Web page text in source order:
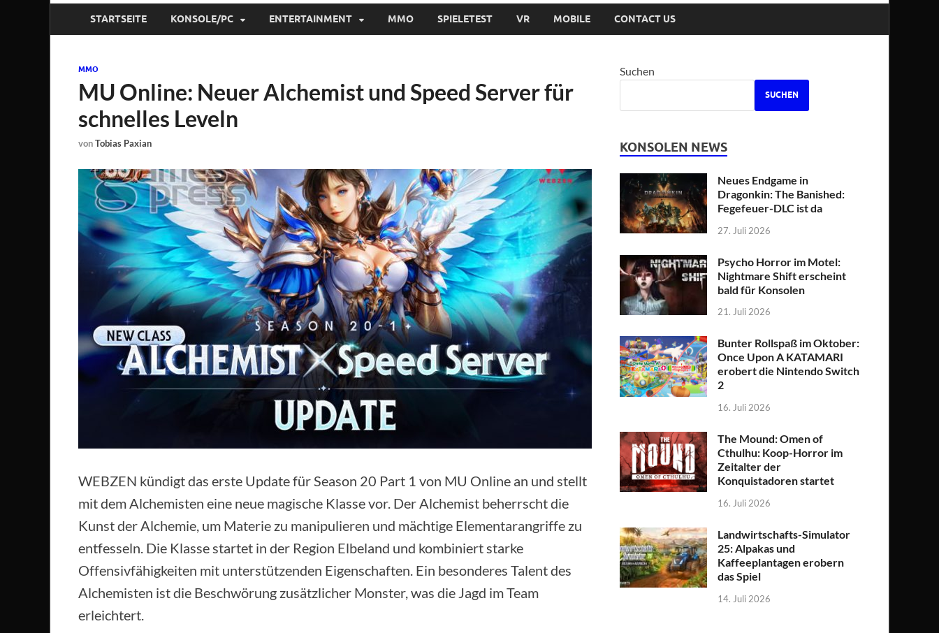
STARTSEITE KONSOLE/PC ENTERTAINMENT MMO SPIELETEST VR MOBILE CONTACT US
MMO
MU Online: Neuer Alchemist und Speed Server für
schnelles Leveln
vonTobias Paxian
WEBZEN kündigt das erste Update für Season 20 Part 1 von MU Online an und stellt
mit dem Alchemisten eine neue magische Klasse vor. Der Alchemist beherrscht die
Kunst der Alchemie, um Materie zu manipulieren und mächtige Elementarangriffe zu
entfesseln. Die Klasse startet in der Region Elbeland und kombiniert starke
Offensivfähigkeiten mit unterstützenden Eigenschaften. Ein besonderes Talent des
Alchemisten ist die Beschwörung zusätzlicher Monster, was die Jagd im Team
erleichtert.
Suchen
SUCHEN
KONSOLEN NEWS
Neues Endgame in
Dragonkin: The Banished:
Fegefeuer-DLC ist da
27. Juli 2026
Psycho Horror im Motel:
Nightmare Shift erscheint
bald für Konsolen
21. Juli 2026
Bunter Rollspaß im Oktober:
Once Upon A KATAMARI
erobert die Nintendo Switch
2
16. Juli 2026
The Mound: Omen of
Cthulhu: Koop-Horror im
Zeitalter der
Konquistadoren startet
16. Juli 2026
Landwirtschafts-Simulator
25: Alpakas und
Kaffeeplantagen erobern
das Spiel
14. Juli 2026